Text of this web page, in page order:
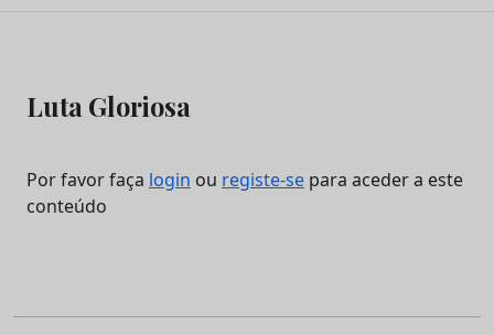
Luta Gloriosa
Por favor faça login ou registe-se para aceder a este
conteúdo